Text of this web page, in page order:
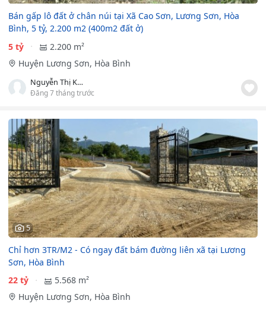
Bán gấp lô đất ở chân núi tại Xã Cao Sơn, Lương Sơn, Hòa
Bình, 5 tỷ, 2.200 m2 (400m2 đất ở)
5 tỷ
2.200 m²
Huyện Lương Sơn, Hòa Bình
Nguyễn Thị Kim Anh
Đăng 7 tháng trước
5
Chỉ hơn 3TR/M2 - Có ngay đất bám đường liên xã tại Lương
Sơn, Hòa Bình
22 tỷ
5.568 m²
Huyện Lương Sơn, Hòa Bình